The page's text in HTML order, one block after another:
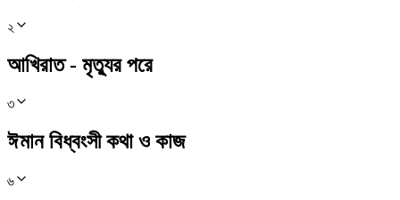
২
আখিরাত - মৃত্যুর পরে
৩
ঈমান বিধ্বংসী কথা ও কাজ
৬